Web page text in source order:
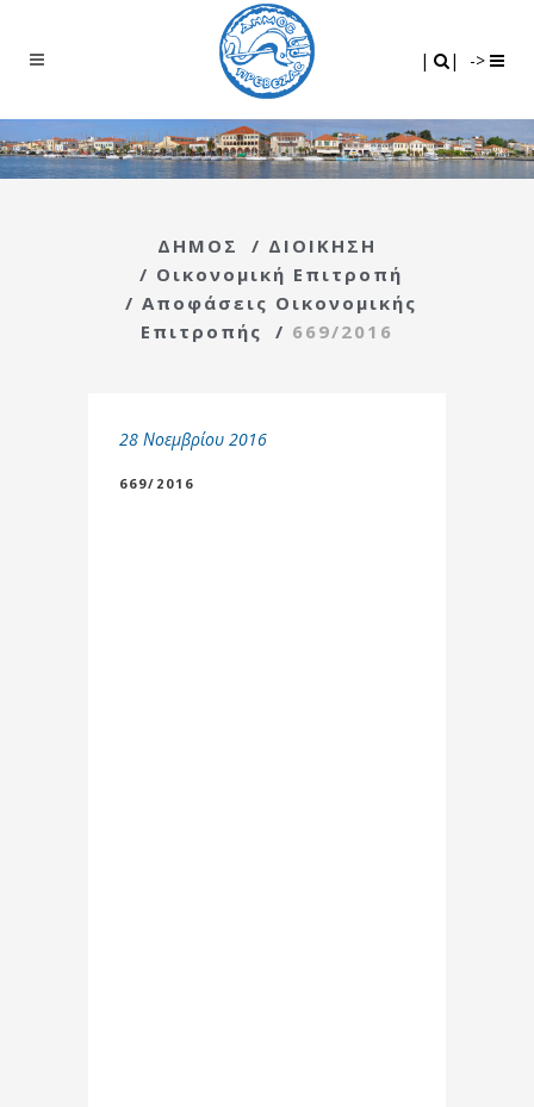
| | ->
ΔΗΜΟΣ / ΔΙΟΙΚΗΣΗ
/ Οικονομική Επιτροπή
/ Αποφάσεις Οικονομικής
Επιτροπής
/ 669/2016
28 Νοεμβρίου 2016
669/2016